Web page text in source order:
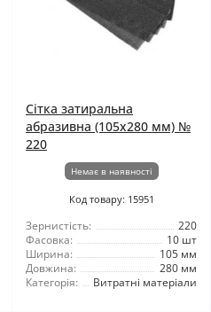
Сітка затиральна
абразивна (105x280 мм) №
220
Немає в наявності
Код товару: 15951
Зернистість:
220
Фасовка:
10 шт
Ширина:
105 мм
Довжина:
280 мм
Категорія:
Витратні матеріали